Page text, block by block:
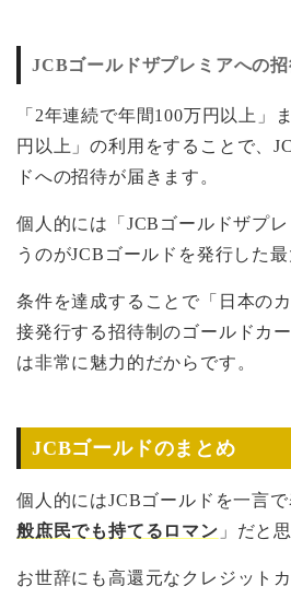
JCBゴールドザプレミアへの招
「2年連続で年間100万円以上」
円以上」の利用をすることで、
ドへの招待が届きます。
個人的には「JCBゴールドザプ
うのがJCBゴールドを発行した最
条件を達成することで「日本の
接発行する招待制のゴールドカ
は非常に魅力的だからです。
JCBゴールドのまとめ
個人的にはJCBゴールドを一言
般庶民でも持てるロマン 」だと
お世辞にも高還元なクレジット